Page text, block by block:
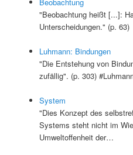
"Beobachtung heißt [...]:
Unterscheidungen." (p. 63)
Luhmann: Bindungen
"Die Entstehung von
zufällig". (p. 303)
System
"Dies Konzept des
Systems steht nicht im
Umweltoffenheit der…